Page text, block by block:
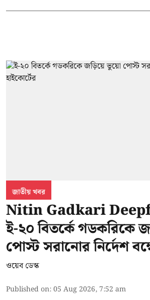
জাতীয় খবর
Nitin Gadkari
ই-২০ বিতর্কে গডকরিকে
পোস্ট সরানোর নির্দেশ
ওয়েব ডেস্ক
Published on:05 Aug 2026, 7:52 am